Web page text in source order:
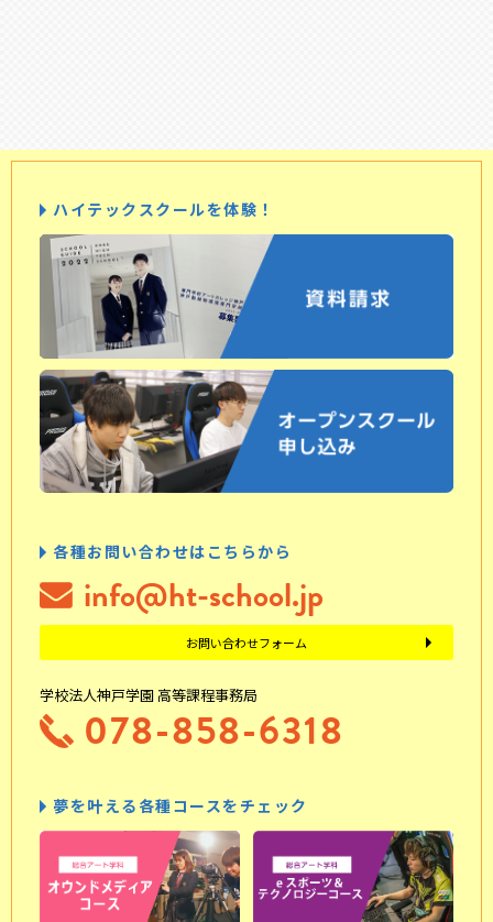
ハイテックスクールを体験！
各種お問い合わせはこちらから
info@ht-school.jp
お問い合わせフォーム
学校法人神戸学園 高等課程事務局
078-858-6318
夢を叶える各種コースをチェック